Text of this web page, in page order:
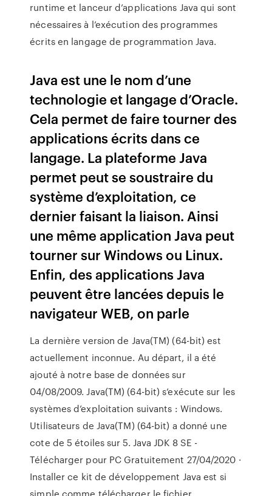
runtime et lanceur d’applications Java qui sont
nécessaires à l’exécution des programmes
écrits en langage de programmation Java.
Java est une le nom d’une
technologie et langage d’Oracle.
Cela permet de faire tourner des
applications écrits dans ce
langage. La plateforme Java
permet peut se soustraire du
système d’exploitation, ce
dernier faisant la liaison. Ainsi
une même application Java peut
tourner sur Windows ou Linux.
Enfin, des applications Java
peuvent être lancées depuis le
navigateur WEB, on parle
La dernière version de Java(TM) (64-bit) est
actuellement inconnue. Au départ, il a été
ajouté à notre base de données sur
04/08/2009. Java(TM) (64-bit) s’exécute sur les
systèmes d’exploitation suivants : Windows.
Utilisateurs de Java(TM) (64-bit) a donné une
cote de 5 étoiles sur 5. Java JDK 8 SE -
Télécharger pour PC Gratuitement 27/04/2020 ·
Installer ce kit de développement Java est si
simple comme télécharger le fichier